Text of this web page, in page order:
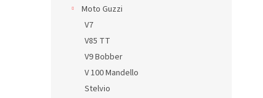
Moto Guzzi
V7
V85 TT
V9 Bobber
V 100 Mandello
Stelvio